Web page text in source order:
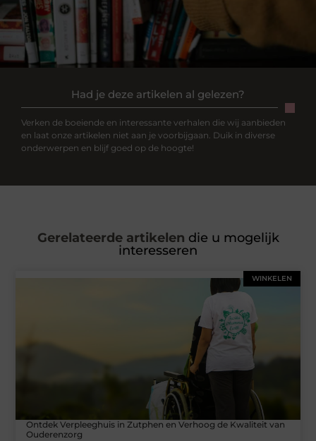
Had je deze artikelen al gelezen?
Verken de boeiende en interessante verhalen die wij aanbieden
en laat onze artikelen niet aan je voorbijgaan. Duik in diverse
onderwerpen en blijf goed op de hoogte!
Gerelateerde artikelen die u mogelijk
interesseren
WINKELEN
Ontdek Verpleeghuis in Zutphen en Verhoog de Kwaliteit van
Ouderenzorg